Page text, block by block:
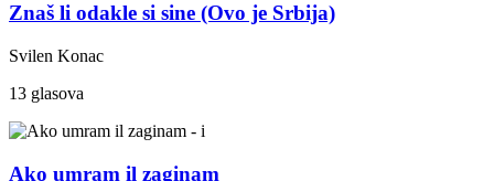
Znaš li odakle si sine (Ovo je Srbija)
Svilen Konac
13 glasova
Ako umram il zaginam